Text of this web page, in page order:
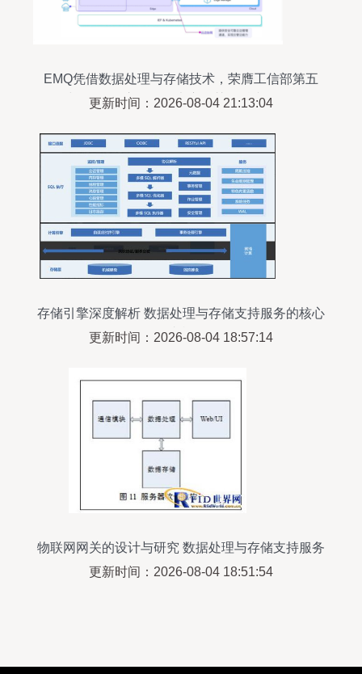
EMQ凭借数据处理与存储技术，荣膺工信部第五
届“绽放杯”5G应用征集大赛智慧金融专题一等奖
更新时间：2026-08-04 21:13:04
存储引擎深度解析 数据处理与存储支持服务的核心
支柱
更新时间：2026-08-04 18:57:14
物联网网关的设计与研究 数据处理与存储支持服务
更新时间：2026-08-04 18:51:54